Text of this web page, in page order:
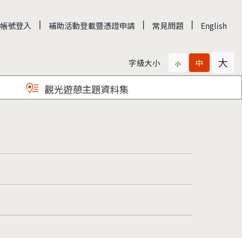
帳號登入 | 補助活動登載暨憑證申請 | 常見問題 | English
字級大小 小 中 大
觀光遊憩主題資料集